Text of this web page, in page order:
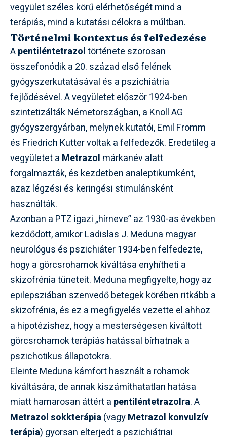
vegyület széles körű elérhetőségét mind a
terápiás, mind a kutatási célokra a múltban.
Történelmi kontextus és felfedezése
Apentiléntetrazoltörténete szorosan
összefonódik a 20. század első felének
gyógyszerkutatásával és a pszichiátria
fejlődésével. A vegyületet először 1924-ben
szintetizálták Németországban, a Knoll AG
gyógyszergyárban, melynek kutatói, Emil Fromm
és Friedrich Kutter voltak a felfedezők. Eredetileg a
vegyületet a Metrazol márkanév alatt
forgalmazták, és kezdetben analeptikumként,
azaz légzési és keringési stimulánsként
használták.
Azonban a PTZ igazi „hírneve” az 1930-as években
kezdődött, amikor Ladislas J. Meduna magyar
neurológus és pszichiáter 1934-ben felfedezte,
hogy a görcsrohamok kiváltása enyhítheti a
skizofrénia tüneteit. Meduna megfigyelte, hogy az
epilepsziában szenvedő betegek körében ritkább a
skizofrénia, és ez a megfigyelés vezette el ahhoz
a hipotézishez, hogy a mesterségesen kiváltott
görcsrohamok terápiás hatással bírhatnak a
pszichotikus állapotokra.
Eleinte Meduna kámfort használt a rohamok
kiváltására, de annak kiszámíthatatlan hatása
miatt hamarosan áttért a pentiléntetrazolra. A
Metrazol sokkterápia(vagyMetrazol konvulzív
terápia) gyorsan elterjedt a pszichiátriai